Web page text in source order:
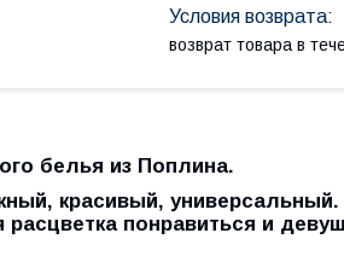
возврат товара в
белья из Поплина.
красивый,
расцветка понравиться и